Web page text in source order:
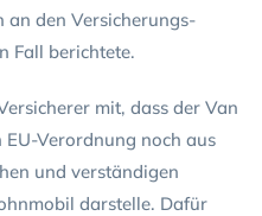
an den Versicherungs-
Fall berichtete.
mit, dass der Van
Verordnung noch aus
und verständigen
darstelle. Dafür